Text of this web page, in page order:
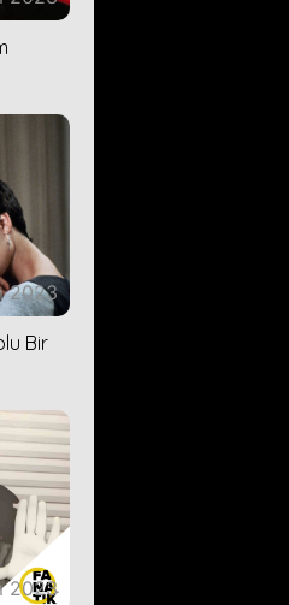
2023
Bir
2023